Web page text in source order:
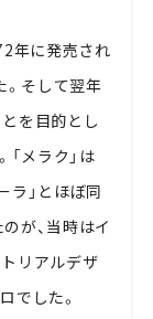
年に発売され
。そして翌年
を目的とし
メラク」は
ラ」とほぼ同
が、当時はイ
リアルデザ
でした。